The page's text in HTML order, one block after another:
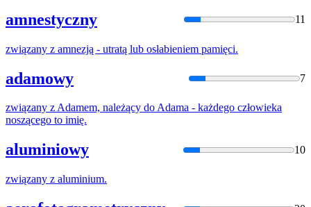
amnestyczny 11
związany z amnezją - utratą lub osłabieniem pamięci.
adamowy 7
związany zAdamem, należący do Adama - każdego człowieka
noszącego to imię.
aluminiowy 10
związany z aluminium.